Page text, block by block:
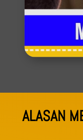
ALASAN